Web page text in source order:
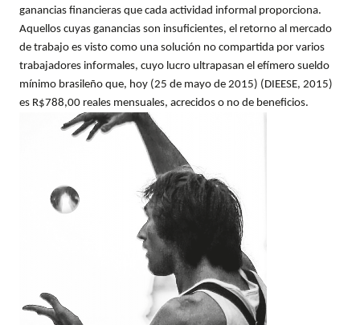
ganancias financieras que cada actividad informal proporciona.
Aquellos cuyas ganancias son insuficientes, el retorno al mercado
de trabajo es visto como una solución no compartida por varios
trabajadores informales, cuyo lucro ultrapasan el efímero sueldo
mínimo brasileño que, hoy (25 de mayo de 2015) (DIEESE, 2015)
es R$788,00 reales mensuales, acrecidos o no de beneficios.